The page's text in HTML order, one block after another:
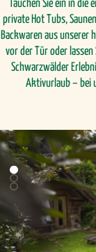
Tauchen Sie ein in die
private Hot Tubs,
Backwaren aus unserer
vor der Tür oder
Schwarzwälder
Aktivurlaub – bei